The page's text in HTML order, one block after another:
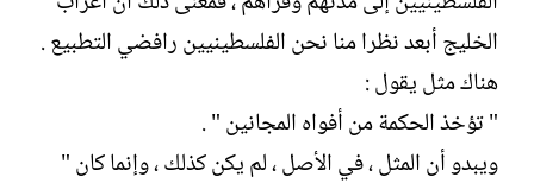
الخليج أبعد نظرا منا نحن الفلسطينيين رافضي التطبيع .
هناك مثل يقول :
" تؤخذ الحكمة من أفواه المجانين " .
ويبدو أن المثل ، في الأصل ، لم يكن كذلك ، وإنما كان "